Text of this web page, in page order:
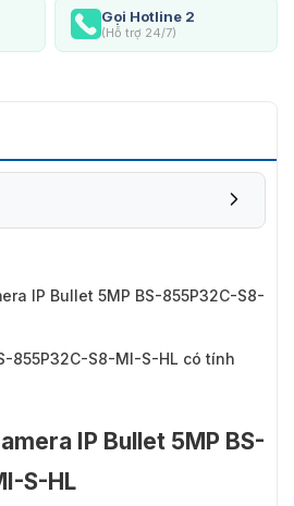
Gọi Hotline 2
(Hỗ trợ 24/7)
IP Bullet 5MP BS-855P32C-S8-
855P32C-S8-MI-S-HL có tính
IP Bullet 5MP BS-
S-HL